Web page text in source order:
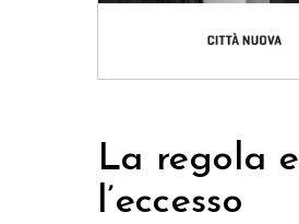
La regola e
l’eccesso